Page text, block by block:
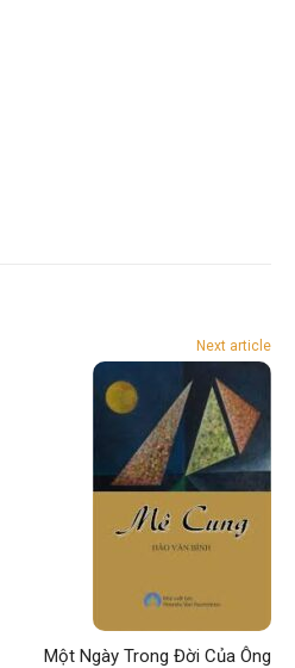
Next article
Một Ngày Trong Đời Của Ông